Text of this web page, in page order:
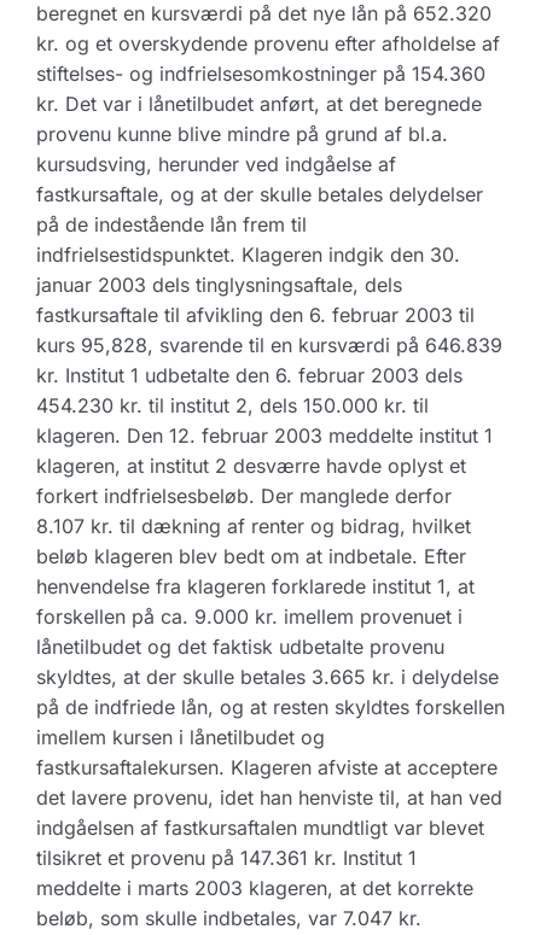
beregnet en kursværdi på det nye lån på 652.320
kr. og et overskydende provenu efter afholdelse af
stiftelses- og indfrielsesomkostninger på 154.360
kr. Det var i lånetilbudet anført, at det beregnede
provenu kunne blive mindre på grund af bl.a.
kursudsving, herunder ved indgåelse af
fastkursaftale, og at der skulle betales delydelser
på de indestående lån frem til
indfrielsestidspunktet. Klageren indgik den 30.
januar 2003 dels tinglysningsaftale, dels
fastkursaftale til afvikling den 6. februar 2003 til
kurs 95,828, svarende til en kursværdi på 646.839
kr. Institut 1 udbetalte den 6. februar 2003 dels
454.230 kr. til institut 2, dels 150.000 kr. til
klageren. Den 12. februar 2003 meddelte institut 1
klageren, at institut 2 desværre havde oplyst et
forkert indfrielsesbeløb. Der manglede derfor
8.107 kr. til dækning af renter og bidrag, hvilket
beløb klageren blev bedt om at indbetale. Efter
henvendelse fra klageren forklarede institut 1, at
forskellen på ca. 9.000 kr. imellem provenuet i
lånetilbudet og det faktisk udbetalte provenu
skyldtes, at der skulle betales 3.665 kr. i delydelse
på de indfriede lån, og at resten skyldtes forskellen
imellem kursen i lånetilbudet og
fastkursaftalekursen. Klageren afviste at acceptere
det lavere provenu, idet han henviste til, at han ved
indgåelsen af fastkursaftalen mundtligt var blevet
tilsikret et provenu på 147.361 kr. Institut 1
meddelte i marts 2003 klageren, at det korrekte
beløb, som skulle indbetales, var 7.047 kr.